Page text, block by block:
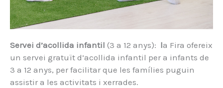
Servei d’acollida infantil (3 a 12 anys): la Fira ofereix
un servei gratuït d’acollida infantil per a infants de
3 a 12 anys, per facilitar que les famílies puguin
assistir a les activitats i xerrades.